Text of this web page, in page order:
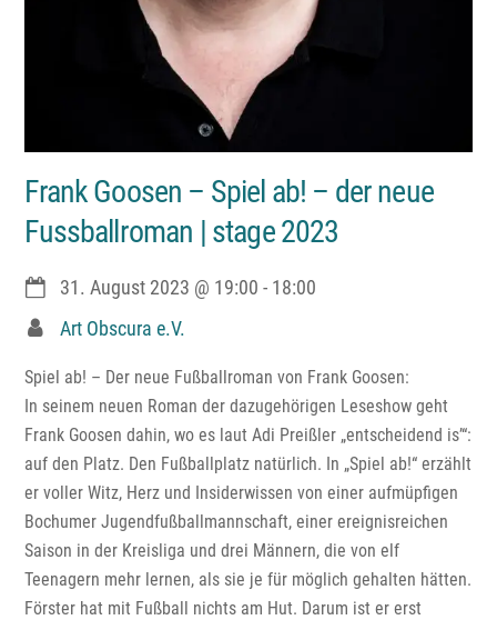
Frank Goosen – Spiel ab! – der neue
Fussballroman | stage 2023
31. August 2023 @ 19:00 - 18:00
Art Obscura e.V.
Spiel ab! – Der neue Fußballroman von Frank Goosen:
In seinem neuen Roman der dazugehörigen Leseshow geht
Frank Goosen dahin, wo es laut Adi Preißler „entscheidend is’“:
auf den Platz. Den Fußballplatz natürlich. In „Spiel ab!“ erzählt
er voller Witz, Herz und Insiderwissen von einer aufmüpfigen
Bochumer Jugendfußballmannschaft, einer ereignisreichen
Saison in der Kreisliga und drei Männern, die von elf
Teenagern mehr lernen, als sie je für möglich gehalten hätten.
Förster hat mit Fußball nichts am Hut. Darum ist er erst